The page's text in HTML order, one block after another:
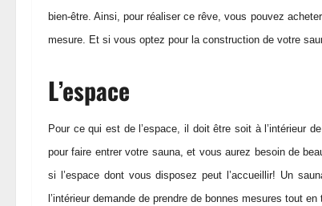
bien-être. Ainsi, pour réaliser ce rêve, vous pouvez
mesure. Et si vous optez pour la construction de votre
L’espace
Pour ce qui est de l’espace, il doit être soit à l’intérieur
pour faire entrer votre sauna, et vous aurez besoin de
si l’espace dont vous disposez peut l’accueillir! Un
l’intérieur demande de prendre de bonnes mesures tout